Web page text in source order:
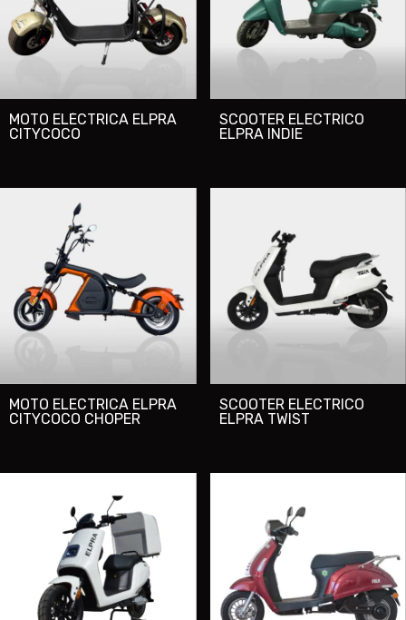
MOTO ELÉCTRICA ELPRA
CITYCOCO
SCOOTER ELECTRICO
ELPRA INDIE
MOTO ELECTRICA ELPRA
CITYCOCO CHOPER
SCOOTER ELECTRICO
ELPRA TWIST